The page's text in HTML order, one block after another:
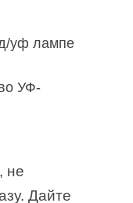
уф лампе
УФ-
не
Дайте